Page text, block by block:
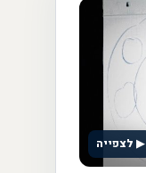
▶ לצפייה